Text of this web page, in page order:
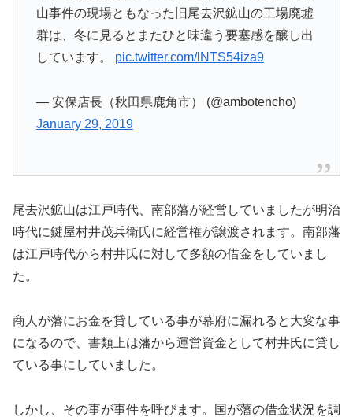
山事件の現場ともなった旧尾去沢鉱山の工場廃墟
群は、冬に見るとまたひと味違う要塞感を醸し出
しています。 pic.twitter.com/lNTS54iza9
— 安保店長（秋田県鹿角市） (@ambotencho)
January 29, 2019
尾去沢鉱山は江戸時代、南部藩が経営していましたが明治
時代に鍵屋村井茂兵衛氏に経営権が譲渡されます。南部藩
は江戸時代から村井氏に対して多額の借金をしていまし
た。
商人が藩にお金を貸している事が幕府に漏れると大変な事
になるので、書類上は藩から運営資金として村井氏に貸し
ている事にしていました。
しかし、その事が事件を呼びます。国が藩の借金状況を調